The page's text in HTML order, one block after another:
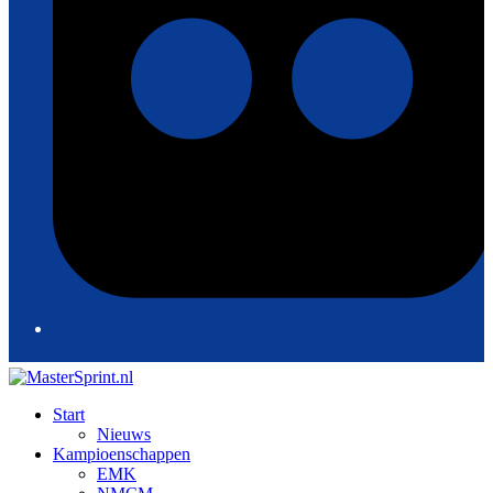
Start
Nieuws
Kampioenschappen
EMK